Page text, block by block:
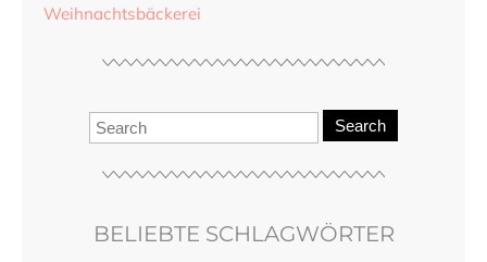
Weihnachtsbäckerei
Search
BELIEBTE SCHLAGWÖRTER